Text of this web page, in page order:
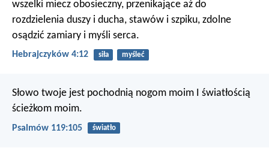
wszelki miecz obosieczny, przenikające aż do
rozdzielenia duszy i ducha, stawów i szpiku, zdolne
osądzić zamiary i myśli serca.
Hebrajczyków 4:12 siła myśleć
Słowo twoje jest pochodnią nogom moim I światłością
ścieżkom moim.
Psalmów 119:105 światło